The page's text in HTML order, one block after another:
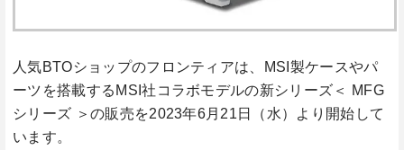
人気BTOショップのフロンティアは、MSI製ケースやパ
ーツを搭載するMSI社コラボモデルの新シリーズ＜ MFG
シリーズ ＞の販売を2023年6月21日（水）より開始して
います。